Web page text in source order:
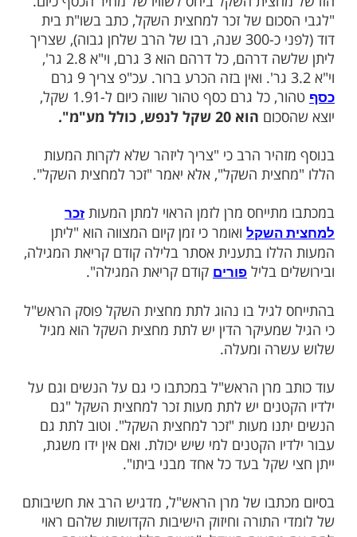
רבים המתעוררת בזמן הזה - מהו שיעור
פוסק מרן הרה"ר הראש״ל הגר״י יוסף
השנה שווי מחצית השקל לשנת התשע"ח
מתעוררת השאלה, מהו ערכו של 'מחצית
לפי מחיר הכסף ועל פי שער הדולר,
הראש"ל את חישוב השיעור הנוכחי בעת
השקל ביחס לשוויו של מחיר הכסף כיום.
של זכר למחצית השקל, כתב בשו"ת בית
דוד (לפני כ-300 שנה, רבו של הרב שלחן גבוה), שצריך
טהור, כל גרם כסף טהור שווה כיום ל-1.91 שקל,
הוא 20 שקל לנפש, כולל מע"מ".
הרב כי "צריך ליזהר שלא לקרות המעות
השקל", אלא יאמר "זכר למחצית השקל".
מרן לזמן הראוי למתן המעות
השקלואומר כי זמן קיום המצווה הוא "ליתן
בתענית אסתר בלילה קודם קריאת המגילה,